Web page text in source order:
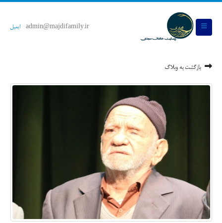
admin@majdifamily.ir ایمیل
بازگشت به وبلاگ